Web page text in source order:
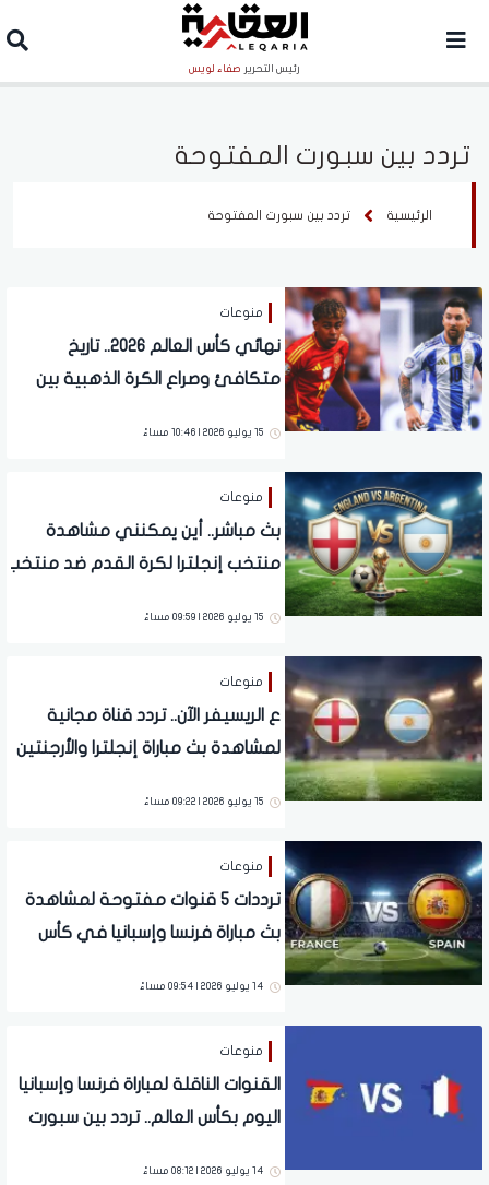
رئيس التحرير صفاء لويس
تردد بين سبورت المفتوحة
الرئيسية تردد بين سبورت المفتوحة
منوعات
نهائي كأس العالم 2026.. تاريخ
متكافئ وصراع الكرة الذهبية بين
15 يوليو 2026 | 10:46 مساءً
منوعات
بث مباشر.. أين يمكنني مشاهدة
‎منتخب إنجلترا لكرة القدم ضد منتخب
15 يوليو 2026 | 09:59 مساءً
منوعات
ع الريسيفر الآن.. تردد قناة مجانية
لمشاهدة بث مباراة إنجلترا والأرجنتين
15 يوليو 2026 | 09:22 مساءً
منوعات
ترددات 5 قنوات مفتوحة لمشاهدة
بث مباراة فرنسا وإسبانيا في كأس
14 يوليو 2026 | 09:54 مساءً
منوعات
القنوات الناقلة لمباراة فرنسا وإسبانيا
اليوم بكأس العالم.. تردد بين سبورت
14 يوليو 2026 | 08:12 مساءً